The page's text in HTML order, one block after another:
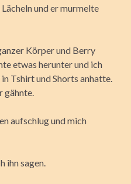
und er murmelte
Körper und Berry
etwas herunter und ich
Tshirt und Shorts anhatte.
gähnte.
aufschlug und mich
ihn sagen.